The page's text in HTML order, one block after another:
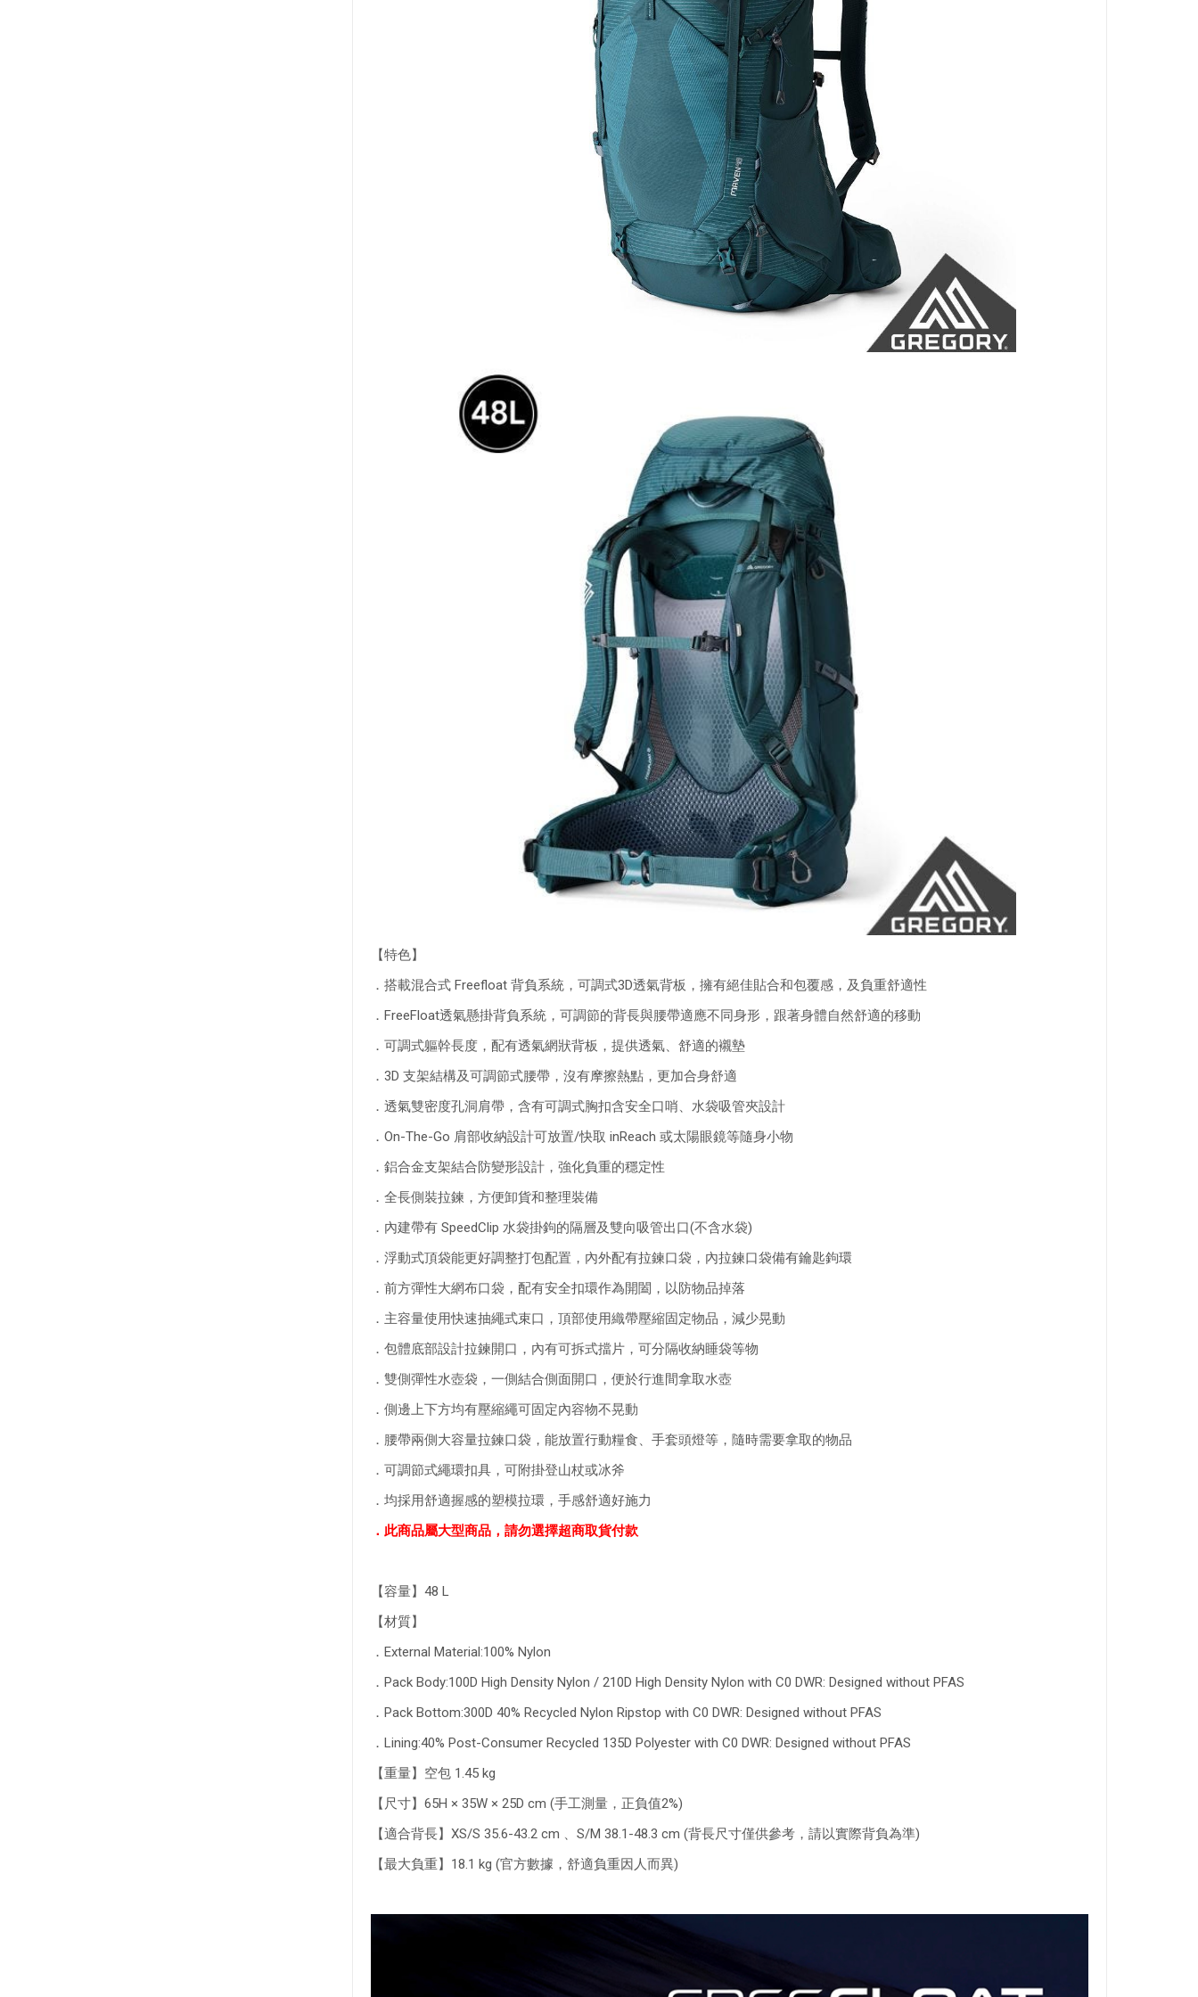
【特色】
．搭載混合式 Freefloat 背負系統，可調式3D透氣背板，擁有絕佳貼合和包覆感，及負重舒適性
．FreeFloat透氣懸掛背負系統，可調節的背長與腰帶適應不同身形，跟著身體自然舒適的移動
．可調式軀幹長度，配有透氣網狀背板，提供透氣、舒適的襯墊
．3D 支架結構及可調節式腰帶，沒有摩擦熱點，更加合身舒適
．透氣雙密度孔洞肩帶，含有可調式胸扣含安全口哨、水袋吸管夾設計
．On-The-Go 肩部收納設計可放置/快取 inReach 或太陽眼鏡等隨身小物
．鋁合金支架結合防變形設計，強化負重的穩定性
．全長側裝拉鍊，方便卸貨和整理裝備
．內建帶有 SpeedClip 水袋掛鉤的隔層及雙向吸管出口(不含水袋)
．浮動式頂袋能更好調整打包配置，內外配有拉鍊口袋，內拉鍊口袋備有鑰匙鉤環
．前方彈性大網布口袋，配有安全扣環作為開闔，以防物品掉落
．主容量使用快速抽繩式束口，頂部使用織帶壓縮固定物品，減少晃動
．包體底部設計拉鍊開口，內有可拆式擋片，可分隔收納睡袋等物
．雙側彈性水壺袋，一側結合側面開口，便於行進間拿取水壺
．側邊上下方均有壓縮繩可固定內容物不晃動
．腰帶兩側大容量拉鍊口袋，能放置行動糧食、手套頭燈等，隨時需要拿取的物品
．可調節式繩環扣具，可附掛登山杖或冰斧
．均採用舒適握感的塑模拉環，手感舒適好施力
．此商品屬大型商品，請勿選擇超商取貨付款
【容量】48 L
【材質】
．External Material:100% Nylon
．Pack Body:100D High Density Nylon / 210D High Density Nylon with C0 DWR: Designed without PFAS
．Pack Bottom:300D 40% Recycled Nylon Ripstop with C0 DWR: Designed without PFAS
．Lining:40% Post-Consumer Recycled 135D Polyester with C0 DWR: Designed without PFAS
【重量】空包 1.45 kg
【尺寸】65H × 35W × 25D cm (手工測量，正負值2%)
【適合背長】XS/S 35.6-43.2 cm 、S/M 38.1-48.3 cm (背長尺寸僅供參考，請以實際背負為準)
【最大負重】18.1 kg (官方數據，舒適負重因人而異)